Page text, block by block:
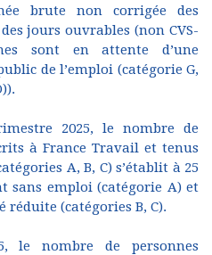
brute non corrigée des
jours ouvrables (non CVS-
sont en attente d’une
de l’emploi (catégorie G,
2025, le nombre de
à France Travail et tenus
A, B, C) s’établit à 25
sans emploi (catégorie A) et
réduite (catégories B, C).
le nombre de personnes